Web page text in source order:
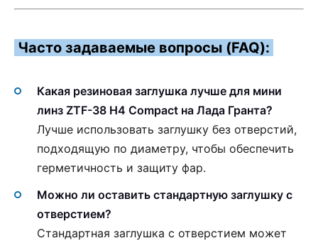
Часто задаваемые вопросы (FAQ):
Какая резиновая заглушка лучше для мини
линз ZTF-38 H4 Compact на Лада Гранта?
Лучше использовать заглушку без отверстий,
подходящую по диаметру, чтобы обеспечить
герметичность и защиту фар.
Можно ли оставить стандартную заглушку с
отверстием?
Стандартная заглушка с отверстием может